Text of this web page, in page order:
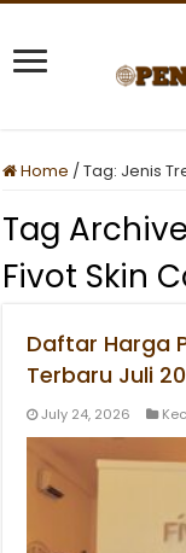
Home /Tag: Jenis
Tag
Fivot Skin
Daftar Harga
Terbaru Juli
July 24, 2026